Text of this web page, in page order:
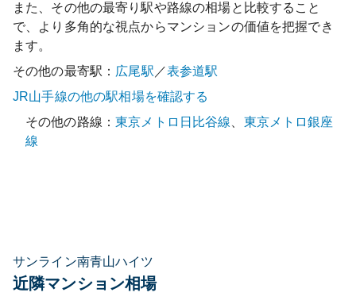
また、その他の最寄り駅や路線の相場と比較すること
で、より多角的な視点からマンションの価値を把握でき
ます。
その他の最寄駅： 広尾駅 ／表参道駅
JR山手線の他の駅相場を確認する
その他の路線：東京メトロ日比谷線
東京メトロ銀座
線
サンライン南青山ハイツ
近隣マンション相場